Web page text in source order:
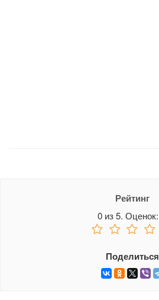
Рейтинг
0из5. Оценок:
Поделиться